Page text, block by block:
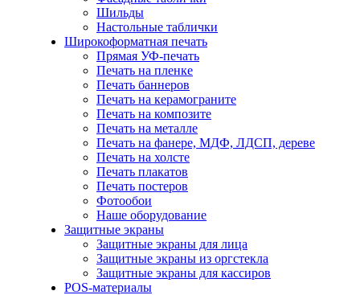
Шильды
Настольные таблички
Широкоформатная печать
Прямая УФ-печать
Печать на пленке
Печать баннеров
Печать на керамограните
Печать на композите
Печать на металле
Печать на фанере, МДФ, ЛДСП, дереве
Печать на холсте
Печать плакатов
Печать постеров
Фотообои
Наше оборудование
Защитные экраны
Защитные экраны для лица
Защитные экраны из оргстекла
Защитные экраны для кассиров
POS-материалы